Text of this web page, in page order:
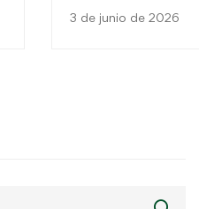
3 de junio de 2026